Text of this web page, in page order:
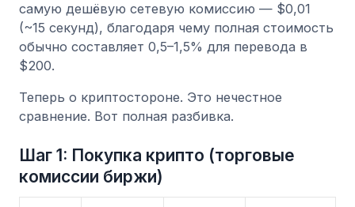
самую дешёвую сетевую комиссию — $0,01
(~15 секунд), благодаря чему полная стоимость
обычно составляет 0,5–1,5% для перевода в
$200.
Теперь о криптостороне. Это нечестное
сравнение. Вот полная разбивка.
Шаг 1: Покупка крипто (торговые
комиссии биржи)